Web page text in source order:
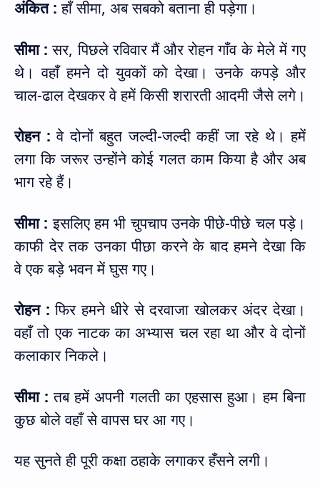
अंकित : हाँ सीमा, अब सबको बताना ही पड़ेगा।
सीमा : सर,पिछले रविवार मैं और रोहन गाँव के मेले में गए
थे। वहाँ हमने दो युवकों को देखा। उनके कपड़े और
चाल-ढाल देखकर वे हमें किसी शरारती आदमी जैसे लगे।
रोहन : वे दोनों बहुत जल्दी-जल्दी कहीं जा रहे थे। हमें
लगा कि जरूर उन्होंने कोई गलत काम किया है और अब
भाग रहे हैं।
सीमा : इसलिए हम भी चुपचाप उनके पीछे-पीछे चल पड़े।
काफी देर तक उनका पीछा करने के बाद हमने देखा कि
वे एक बड़े भवन में घुस गए।
रोहन : फिर हमने धीरे से दरवाजा खोलकर अंदर देखा।
वहाँ तो एक नाटक का अभ्यास चल रहा था और वे दोनों
कलाकार निकले।
सीमा : तब हमें अपनी गलती का एहसास हुआ। हम बिना
कुछ बोले वहाँ से वापस घर आ गए।
यह सुनते ही पूरी कक्षा ठहाके लगाकर हँसने लगी।